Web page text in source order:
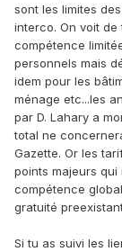
sont les limites
interco. On voit
compétence
personnels mais
idem pour les
ménage etc...les
par D. Lahary a
total ne
Gazette. Or les
points majeurs
compétence
gratuité
Si tu as suivi les